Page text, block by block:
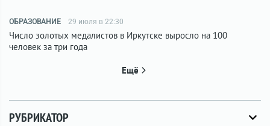
ОБРАЗОВАНИЕ 29 июля в 22:30
Число золотых медалистов в Иркутске выросло на 100
человек за три года
Ещё
РУБРИКАТОР